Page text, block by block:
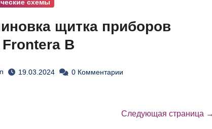
схемы
щитка приборов
B
19.03.2024 0 Комментарии
Следующая страница →